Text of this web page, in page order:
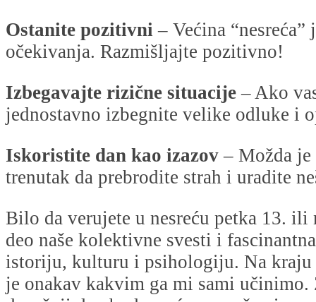
Ostanite pozitivni – Većina “nesreća”
očekivanja. Razmišljajte pozitivno!
Izbegavajte rizične situacije – Ako
jednostavno izbegnite velike odluke i
Iskoristite dan kao izazov – Možda je
trenutak da prebrodite strah i uradite
Bilo da verujete u nesreću petka 13. ili
deo naše kolektivne svesti i
istoriju, kulturu i psihologiju. Na kraju
je onakav kakvim ga mi sami učinimo.